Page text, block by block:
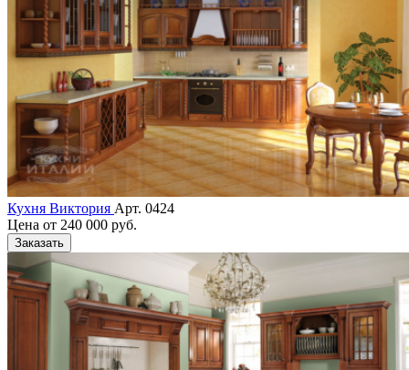
Кухня Виктория Арт. 0424
Цена от 240 000 руб.
Заказать